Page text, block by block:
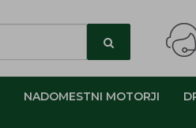
NADOMESTNI MOTORJI